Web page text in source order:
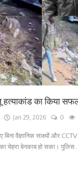
का किया
Jan 29, 2026 0
वैज्ञानिक साक्ष्यों और
चेहरा बेनकाब हो सका। पुलिस...